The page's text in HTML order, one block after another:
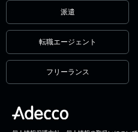
派遣
転職エージェント
フリーランス